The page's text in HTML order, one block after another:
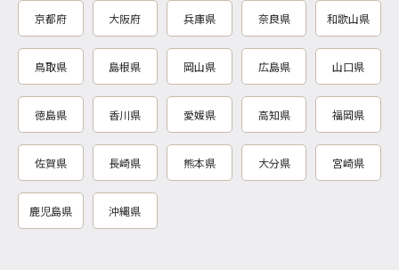
京都府 大阪府 兵庫県 奈良県 和歌山県
鳥取県 島根県 岡山県 広島県 山口県
徳島県 香川県 愛媛県 高知県 福岡県
佐賀県 長崎県 熊本県 大分県 宮崎県
鹿児島県 沖縄県